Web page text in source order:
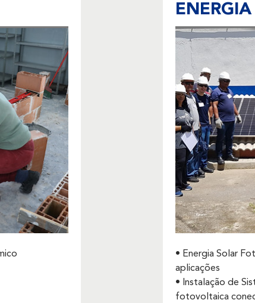
• Energia Solar
aplicações
• Instalação de
fotovoltaica